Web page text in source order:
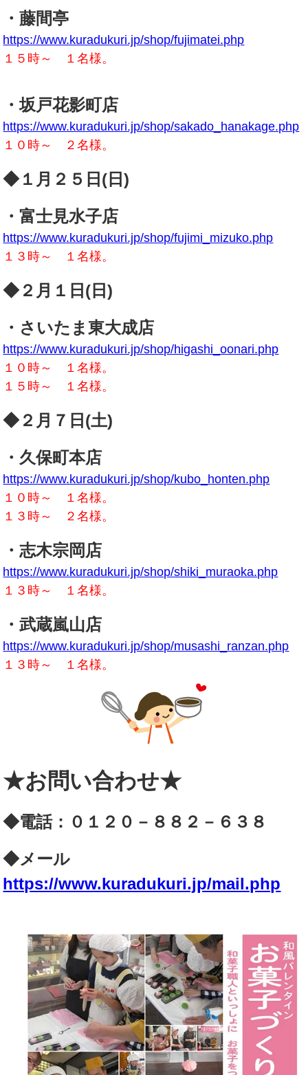
・藤間亭
https://www.kuradukuri.jp/shop/fujimatei.php
１５時～ １名様。
・坂戸花影町店
https://www.kuradukuri.jp/shop/sakado_hanakage.php
１０時～ ２名様。
◆１月２５日(日)
・富士見水子店
https://www.kuradukuri.jp/shop/fujimi_mizuko.php
１３時～ １名様。
◆２月１日(日)
・さいたま東大成店
https://www.kuradukuri.jp/shop/higashi_oonari.php
１０時～ １名様。
１５時～ １名様。
◆２月７日(土)
・久保町本店
https://www.kuradukuri.jp/shop/kubo_honten.php
１０時～ １名様。
１３時～ ２名様。
・志木宗岡店
https://www.kuradukuri.jp/shop/shiki_muraoka.php
１３時～ １名様。
・武蔵嵐山店
https://www.kuradukuri.jp/shop/musashi_ranzan.php
１３時～ １名様。
★お問い合わせ★
◆電話：０１２０－８８２－６３８
◆メール
https://www.kuradukuri.jp/mail.php